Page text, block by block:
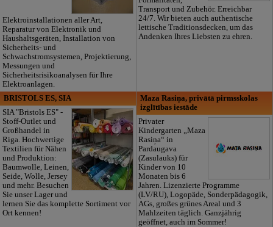
Elektroinstallationen aller Art,
Reparatur von Elektronik und
Haushaltsgeräten, Installation von
Sicherheits- und
Schwachstromsystemen, Projektierung,
Messungen und
Sicherheitsrisikoanalysen für Ihre
Elektroanlagen.
Transport und Zubehör. Erreichbar
24/7. Wir bieten auch authentische
lettische Traditionsdecken, um das
Andenken Ihres Liebsten zu ehren.
BRISTOLS ES, SIA
SIA "Bristols ES" -
Stoff-Outlet und
Großhandel in
Riga. Hochwertige
Textilien für Nähen
und Produktion:
Baumwolle, Leinen,
Seide, Wolle, Jersey
und mehr. Besuchen
Sie unser Lager und
lernen Sie das komplette Sortiment vor
Ort kennen!
Maza Rasiņa, privātā pirmsskolas
izglītības iestāde
Privater
Kindergarten „Maza
Rasiņa“ in
Pardaugava
(Zasulauks) für
Kinder von 10
Monaten bis 6
Jahren. Lizenzierte Programme
(LV/RU), Logopäde, Sonderpädagogik,
AGs, großes grünes Areal und 3
Mahlzeiten täglich. Ganzjährig
geöffnet, auch im Sommer!